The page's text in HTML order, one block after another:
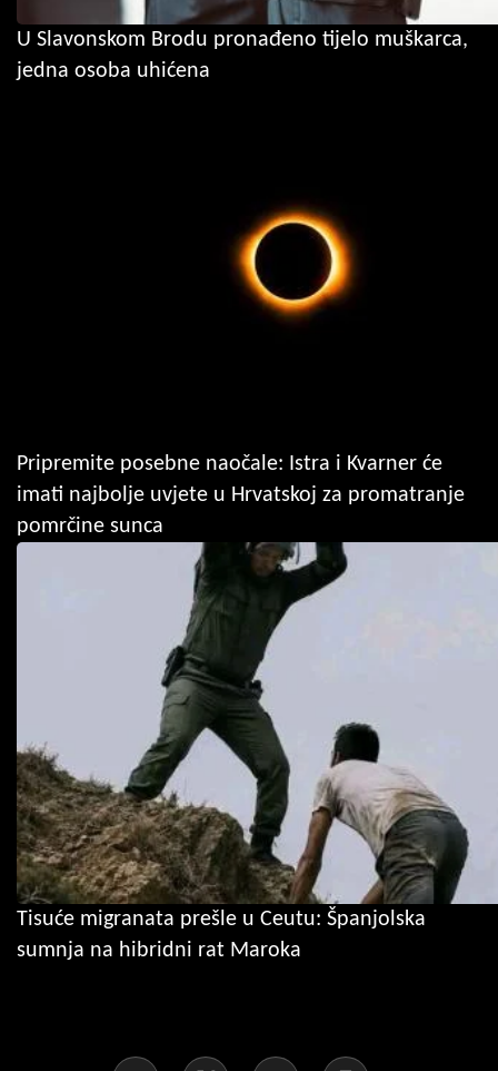
U Slavonskom Brodu pronađeno tijelo muškarca,
jedna osoba uhićena
Pripremite posebne naočale: Istra i Kvarner će
imati najbolje uvjete u Hrvatskoj za promatranje
pomrčine sunca
Tisuće migranata prešle u Ceutu: Španjolska
sumnja na hibridni rat Maroka